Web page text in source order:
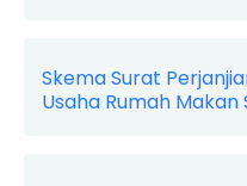
Skema Surat
Usaha Rumah Makan